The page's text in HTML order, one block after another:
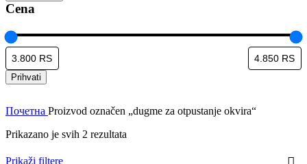
Cena
Prihvati
Почетна Proizvod označen „dugme za otpustanje okvira“
Prikazano je svih 2 rezultata
Prikaži filtere